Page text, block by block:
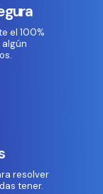
el 100%
resolver
tener.